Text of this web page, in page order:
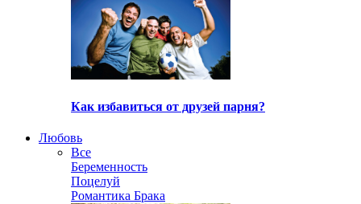
Как избавиться от друзей парня?
Любовь
Все
Беременность
Поцелуй
Романтика Брака